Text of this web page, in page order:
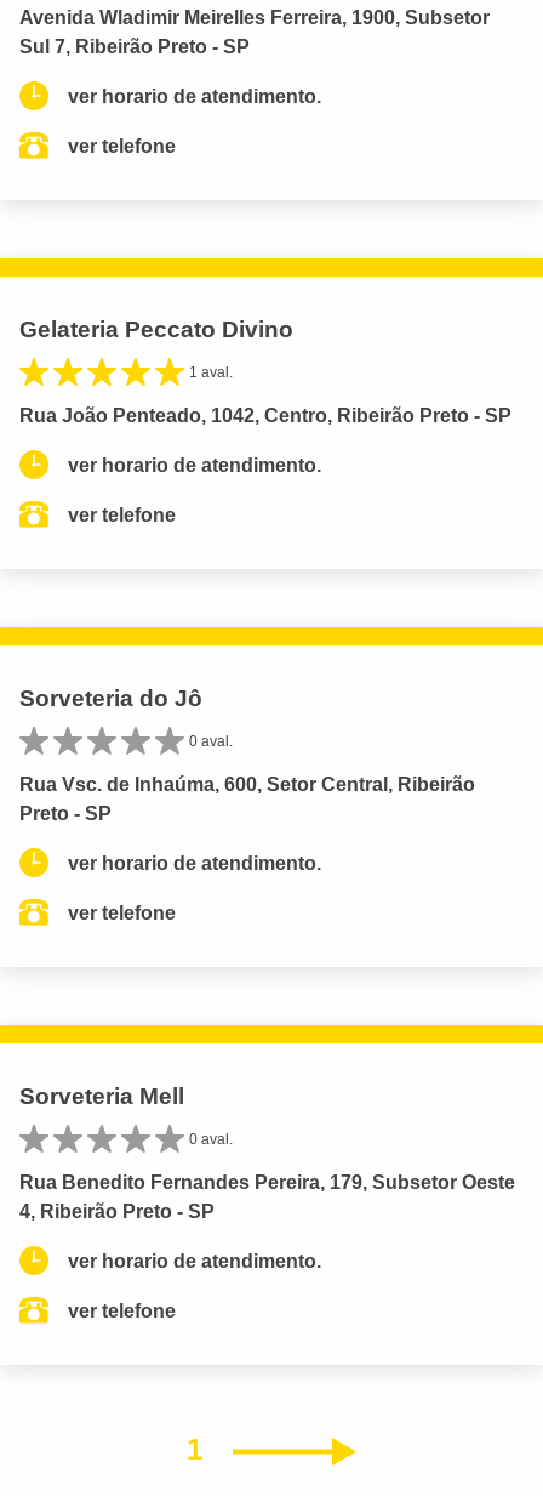
Avenida Wladimir Meirelles Ferreira, 1900, Subsetor
Sul 7, Ribeirão Preto - SP
ver horario de atendimento.
ver telefone
Gelateria Peccato Divino
1 aval.
Rua João Penteado, 1042, Centro, Ribeirão Preto - SP
ver horario de atendimento.
ver telefone
Sorveteria do Jô
0 aval.
Rua Vsc. de Inhaúma, 600, Setor Central, Ribeirão
Preto - SP
ver horario de atendimento.
ver telefone
Sorveteria Mell
0 aval.
Rua Benedito Fernandes Pereira, 179, Subsetor Oeste
4, Ribeirão Preto - SP
ver horario de atendimento.
ver telefone
1 Próximo